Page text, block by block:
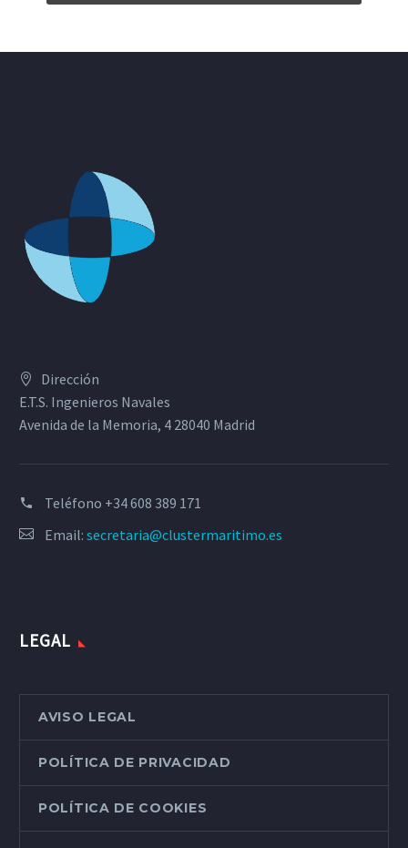
Dirección
E.T.S. Ingenieros Navales
Avenida de la Memoria, 4 28040 Madrid
Teléfono +34 608 389 171
Email: secretaria@clustermaritimo.es
LEGAL
AVISO LEGAL
POLÍTICA DE PRIVACIDAD
POLÍTICA DE COOKIES